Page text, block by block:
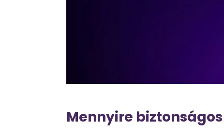
Mennyire